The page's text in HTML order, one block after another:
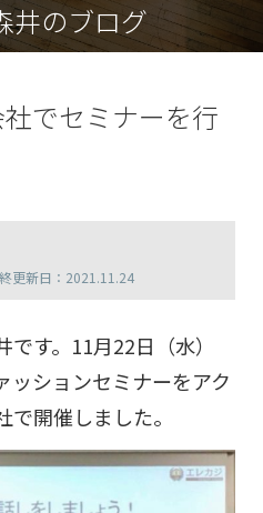
井のブログ
でセミナーを行
更新日：2021.11.24
す。11月22日（水）
ッションセミナーをアク
開催しました。